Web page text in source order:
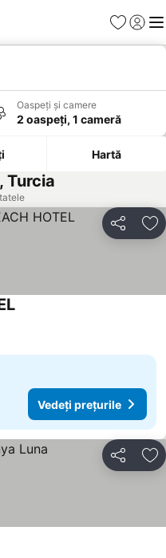
Favorite
Oaspeți și camere
2 oaspeți, 1 cameră
Hartă
Turcia
Distribuiți
Vedeți prețurile
Vedeți prețurile
Distribuiți